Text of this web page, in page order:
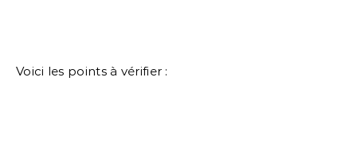
Voici les points à vérifier :